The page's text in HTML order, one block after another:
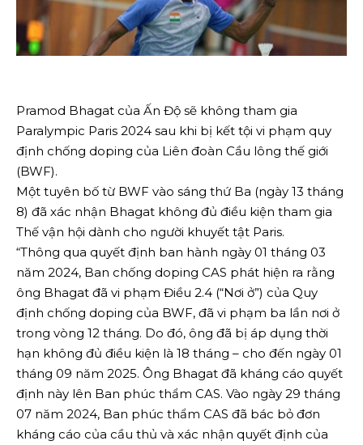
Pramod Bhagat của Ấn Độ sẽ không tham gia
Paralympic Paris 2024 sau khi bị kết tội vi phạm quy
định chống doping của Liên đoàn Cầu lông thế giới
(BWF).
Một tuyên bố từ BWF vào sáng thứ Ba (ngày 13 tháng
8) đã xác nhận Bhagat không đủ điều kiện tham gia
Thế vận hội dành cho người khuyết tật Paris.
“Thông qua quyết định ban hành ngày 01 tháng 03
năm 2024, Ban chống doping CAS phát hiện ra rằng
ông Bhagat đã vi phạm Điều 2.4 (“Nơi ở”) của Quy
định chống doping của BWF, đã vi phạm ba lần nơi ở
trong vòng 12 tháng. Do đó, ông đã bị áp dụng thời
hạn không đủ điều kiện là 18 tháng – cho đến ngày 01
tháng 09 năm 2025. Ông Bhagat đã kháng cáo quyết
định này lên Ban phúc thẩm CAS. Vào ngày 29 tháng
07 năm 2024, Ban phúc thẩm CAS đã bác bỏ đơn
kháng cáo của cầu thủ và xác nhận quyết định của